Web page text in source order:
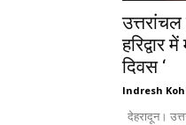
हरिद्वार
दिवस ‘
Indresh
देहरादून।